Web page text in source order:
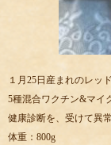
１月25日産まれのレッ
5種混合ワクチン&マイ
健康診断を、受けて異
体重：800g